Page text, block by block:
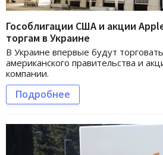
Гособлигации США и акции
торгам в Украине
В Украине впервые будут
американского правительства и
компании.
Подробнее